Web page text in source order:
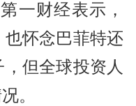
一财经表示，
也怀念巴菲特还
但全球投资人
。